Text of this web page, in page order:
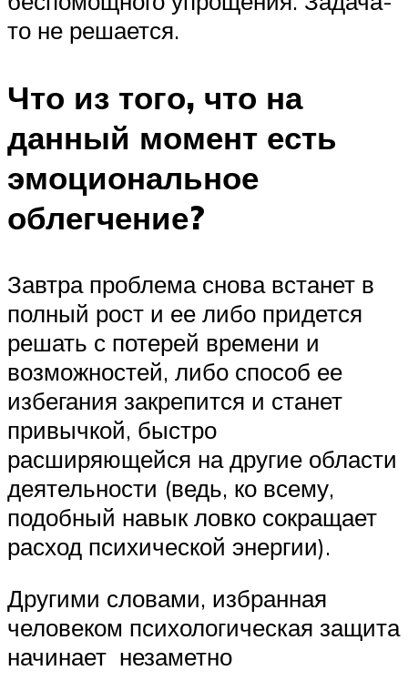
то не решается.
Что из того, что на
данный момент есть
эмоциональное
облегчение?
Завтра проблема снова встанет в
полный рост и ее либо придется
решать с потерей времени и
возможностей, либо способ ее
избегания закрепится и станет
привычкой, быстро
расширяющейся на другие области
деятельности (ведь, ко всему,
подобный навык ловко сокращает
расход психической энергии).
Другими словами, избранная
человеком психологическая защита
начинает незаметно